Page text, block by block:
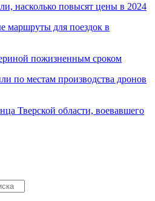
насколько повысят цены в 2024
маршруты для поездок в
пожизненным сроком
по местам производства дронов
Тверской области, воевавшего